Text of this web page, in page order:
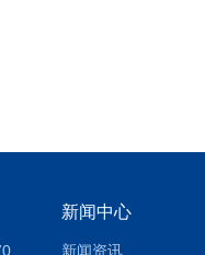
MF-50 MX-50 MS-70卤素水分测定仪 红外线水分仪
新闻中心
新闻资讯